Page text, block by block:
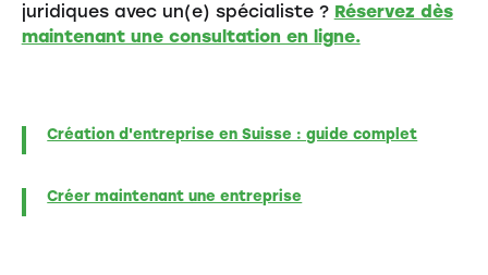
juridiques avec un(e) spécialiste ? Réservez dès
maintenant une consultation en ligne.
Création d'entreprise en Suisse : guide complet
Créer maintenant une entreprise